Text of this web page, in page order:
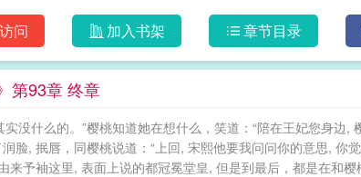
问 加入书架 章节目录
第93章 终章
没什么的。”樱桃知道她在想什么，笑道：“陪在王妃您身边,
脸, 抿唇，同樱桃说道：“上回, 宋熙他要我问问你的意思, 你
来予袖这里, 表面上说的都冠冕堂皇, 但是到最后，都是在和